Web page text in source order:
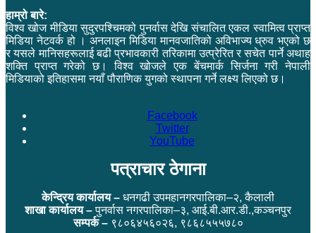
हाम्रो बारे:
विश्व खोज मीडिया सुदुरपश्चिमको पुनर्वास देखि संचालित एकल स्वामित्व प्राप्त
मिडिया नेटवर्क हो । अनलाइन मिडिया मानवजातिको अविभाज्य ध्रुव भएको छ
र यसले मानिसहरूलाई बढी प्रभावकारी तरिकामा उत्प्रेरित र सचेत पार्ने अथाह
शक्ति प्राप्त गरेको छ। विश्व खोजले एक बेंचमार्क सिर्जना गरी नेपाली
मिडियाको इतिहासमा नयाँ पौराणिक युगको स्थापना गर्ने लक्ष्य लिएको छ।
Facebook
Twitter
YouTube
पत्राचार ठेगाना
केन्द्रिय कार्यालय – धनगढी उपमहानगरपालिका–२, कैलाली
शाखा कार्यालय –पुनर्वास नगरपालिका–३, आई.बी.आर.डी.,कञ्चनपुर
सम्पर्क –९८०६४५६०२६, ९८६८५५५७८०